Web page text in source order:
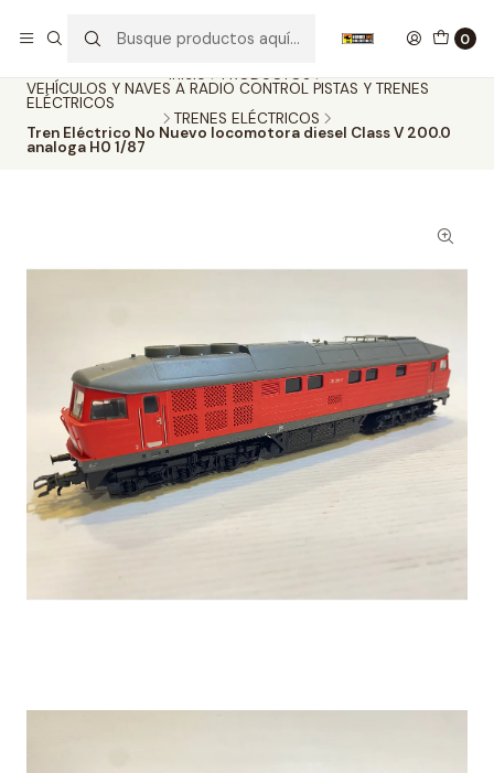
0
Inicio PRODUCTOS
VEHÍCULOS Y NAVES A RADIO CONTROL PISTAS Y TRENES
ELÉCTRICOS
TRENES ELÉCTRICOS
Tren Eléctrico No Nuevo locomotora diesel Class V 200.0
analoga H0 1/87